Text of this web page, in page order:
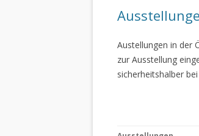
Austellungen in der
zur Ausstellung
sicherheitshalber bei